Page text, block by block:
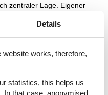
zentraler Lage. Eigener
Eingang. Es steht
sowie ein Kinderzimmer
genießen.
wird gestellt. Die
Details
works, therefore,
statistics, this helps us
In that case, anonymised